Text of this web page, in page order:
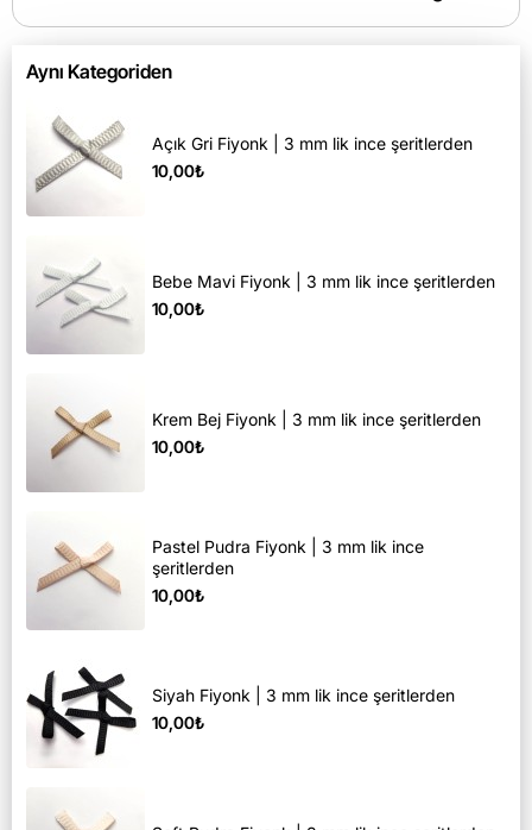
Aynı Kategoriden
Açık Gri Fiyonk | 3 mm lik ince şeritlerden
10,00₺
Bebe Mavi Fiyonk | 3 mm lik ince şeritlerden
10,00₺
Krem Bej Fiyonk | 3 mm lik ince şeritlerden
10,00₺
Pastel Pudra Fiyonk | 3 mm lik ince
şeritlerden
10,00₺
Siyah Fiyonk | 3 mm lik ince şeritlerden
10,00₺